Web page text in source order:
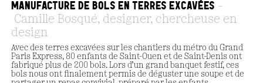
MANUFACTURE DE BOLS EN TERRES EXCAVÉES
Camille Bosqué, designer, chercheuse en
design
Avec des terres excavées sur les chantiers du métro du Grand
Paris Express, 80 enfants de Saint-Ouen et de Saint-Denis ont
fabriqué plus de 200 bols. Lors d’un grand banquet festif, ces
bols nous ont finalement permis de déguster une soupe et de